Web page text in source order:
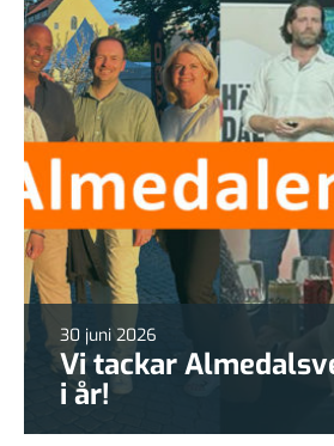
30 juni 2026
Vi tackar
i år!